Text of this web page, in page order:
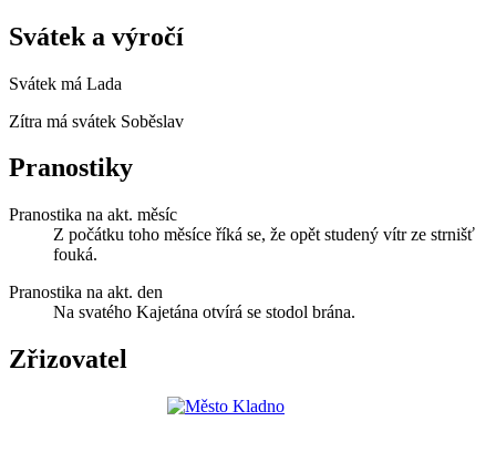
Svátek a výročí
Svátek má Lada
Zítra má svátek Soběslav
Pranostiky
Pranostika na akt. měsíc
Z počátku toho měsíce říká se, že opět studený vítr ze strnišť
fouká.
Pranostika na akt. den
Na svatého Kajetána otvírá se stodol brána.
Zřizovatel